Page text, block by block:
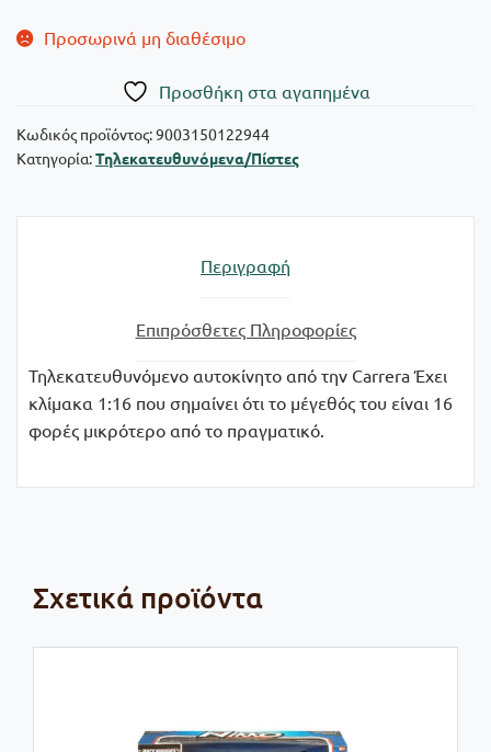
Προσωρινά μη διαθέσιμο
Πρoσθήκη στα αγαπημένα
Κωδικός προϊόντος:9003150122944
Κατηγορία:Τηλεκατευθυνόμενα/Πίστες
Περιγραφή
Επιπρόσθετες Πληροφορίες
Τηλεκατευθυνόμενο αυτοκίνητο από την Carrera Έχει
κλίμακα 1:16 που σημαίνει ότι το μέγεθός του είναι 16
φορές μικρότερο από το πραγματικό.
Σχετικά προϊόντα